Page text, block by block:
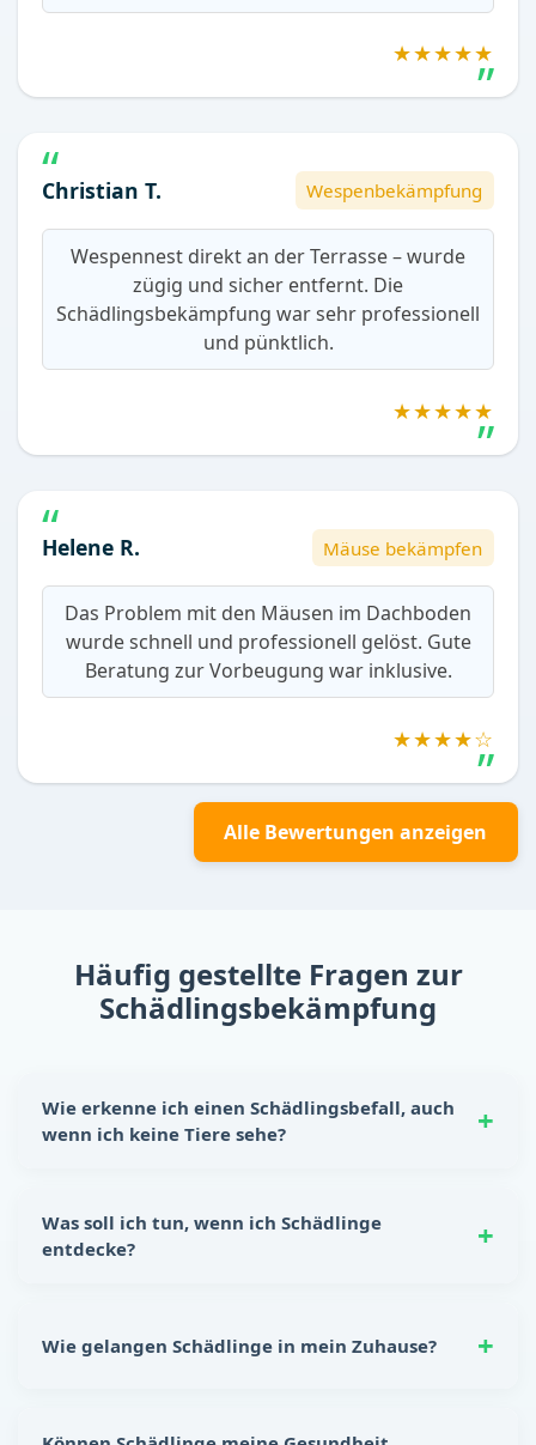
★★★★★
Christian T. Wespenbekämpfung
Wespennest direkt an der Terrasse – wurde
zügig und sicher entfernt. Die
Schädlingsbekämpfung war sehr professionell
und pünktlich.
★★★★★
Helene R. Mäuse bekämpfen
Das Problem mit den Mäusen im Dachboden
wurde schnell und professionell gelöst. Gute
Beratung zur Vorbeugung war inklusive.
★★★★☆
Alle Bewertungen anzeigen
Häufig gestellte Fragen zur
Schädlingsbekämpfung
Wie erkenne ich einen Schädlingsbefall, auch
wenn ich keine Tiere sehe?
Wänden oder Schränken sowie unangenehme Gerüche.
Auch beschädigte Lebensmittelverpackungen sind ein
Was soll ich tun, wenn ich Schädlinge
entdecke?
eine nachhaltige Lösung empfiehlt sich die
Wie gelangen Schädlinge in mein Zuhause?